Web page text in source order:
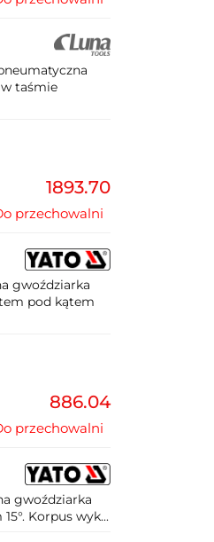
taśmie
1893.70
przechowalni
gwoździarka
pod kątem
886.04
przechowalni
gwoździarka
Korpus wyk...